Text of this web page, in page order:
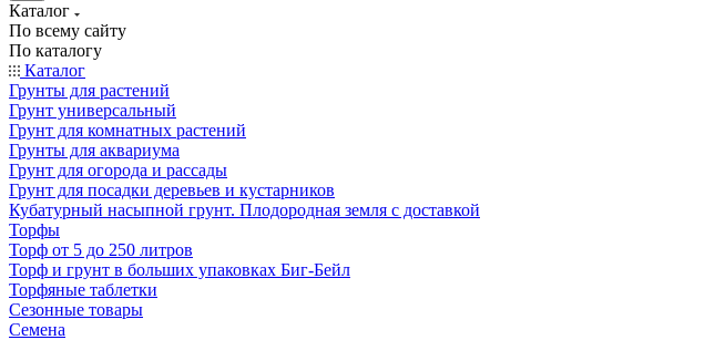
Каталог
По всему сайту
По каталогу
Каталог
Грунты для растений
Грунт универсальный
Грунт для комнатных растений
Грунты для аквариума
Грунт для огорода и рассады
Грунт для посадки деревьев и кустарников
Кубатурный насыпной грунт. Плодородная земля с доставкой
Торфы
Торф от 5 до 250 литров
Торф и грунт в больших упаковках Биг-Бейл
Торфяные таблетки
Сезонные товары
Семена